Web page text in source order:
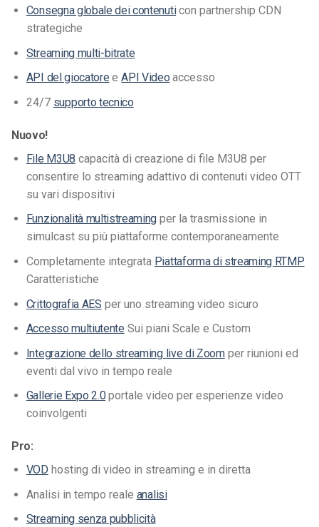
Consegna globale dei contenuticon partnership CDN
strategiche
Streaming multi-bitrate
API del giocatore eAPI Video accesso
24/7 supporto tecnico
Nuovo!
File M3U8 capacità di creazione di file M3U8 per
consentire lo streaming adattivo di contenuti video OTT
su vari dispositivi
Funzionalità multistreaming per la trasmissione in
simulcast su più piattaforme contemporaneamente
Completamente integrata Piattaforma di streaming RTMP
Caratteristiche
Crittografia AES per uno streaming video sicuro
Accesso multiutente Sui piani Scale e Custom
Integrazione dello streaming live di Zoomper riunioni ed
eventi dal vivo in tempo reale
Gallerie Expo 2.0portale video per esperienze video
coinvolgenti
Pro:
VOD hosting di video in streaming e in diretta
Analisi in tempo reale analisi
Streaming senza pubblicità